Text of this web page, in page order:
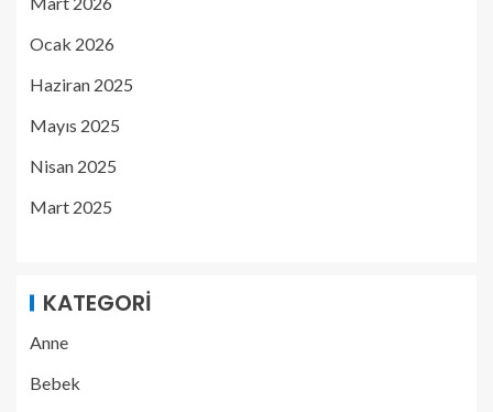
Ocak 2026
Haziran 2025
Mayıs 2025
Nisan 2025
Mart 2025
KATEGORI
Anne
Bebek